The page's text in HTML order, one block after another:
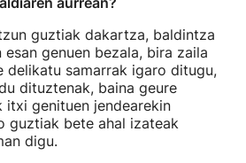
guztiak dakartza, baldintza
genuen bezala, bira zaila
delikatu samarrak igaro ditugu,
dituztenak, baina geure
itxi genituen jendearekin
guztiak bete ahal izateak
digu.